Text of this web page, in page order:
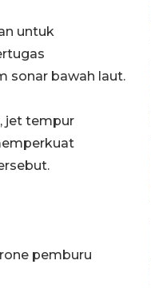
untuk
sonar bawah laut.
jet tempur
pemburu